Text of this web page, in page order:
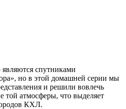
спутниками
но в этой домашней серии мы
и решили вовлечь
той атмосферы, что выделяет
КХЛ.